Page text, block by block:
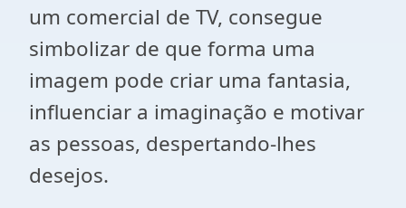
um comercial de TV, consegue
simbolizar de que forma uma
imagem pode criar uma fantasia,
influenciar a imaginação e motivar
as pessoas, despertando-lhes
desejos.